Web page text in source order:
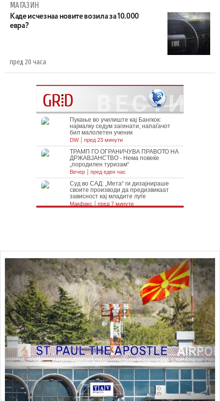
МАГАЗИН
Каде исчезнаа новите возила за 10.000
евра?
пред 20 часа